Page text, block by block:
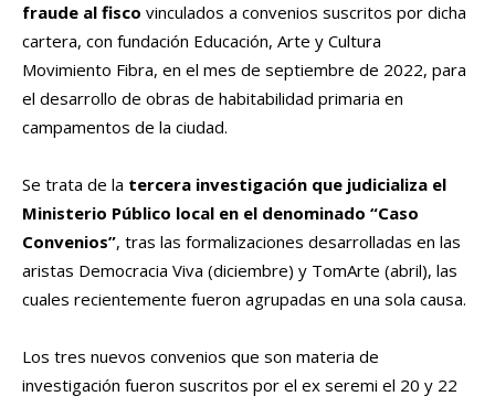
fraude al fisco vinculados a convenios suscritos por dicha
cartera, con fundación Educación, Arte y Cultura
Movimiento Fibra, en el mes de septiembre de 2022, para
el desarrollo de obras de habitabilidad primaria en
campamentos de la ciudad.
Se trata de la tercera investigación que judicializa el
Ministerio Público local en el denominado “Caso
Convenios”, tras las formalizaciones desarrolladas en las
aristas Democracia Viva (diciembre) y TomArte (abril), las
cuales recientemente fueron agrupadas en una sola causa.
Los tres nuevos convenios que son materia de
investigación fueron suscritos por el ex seremi el 20 y 22